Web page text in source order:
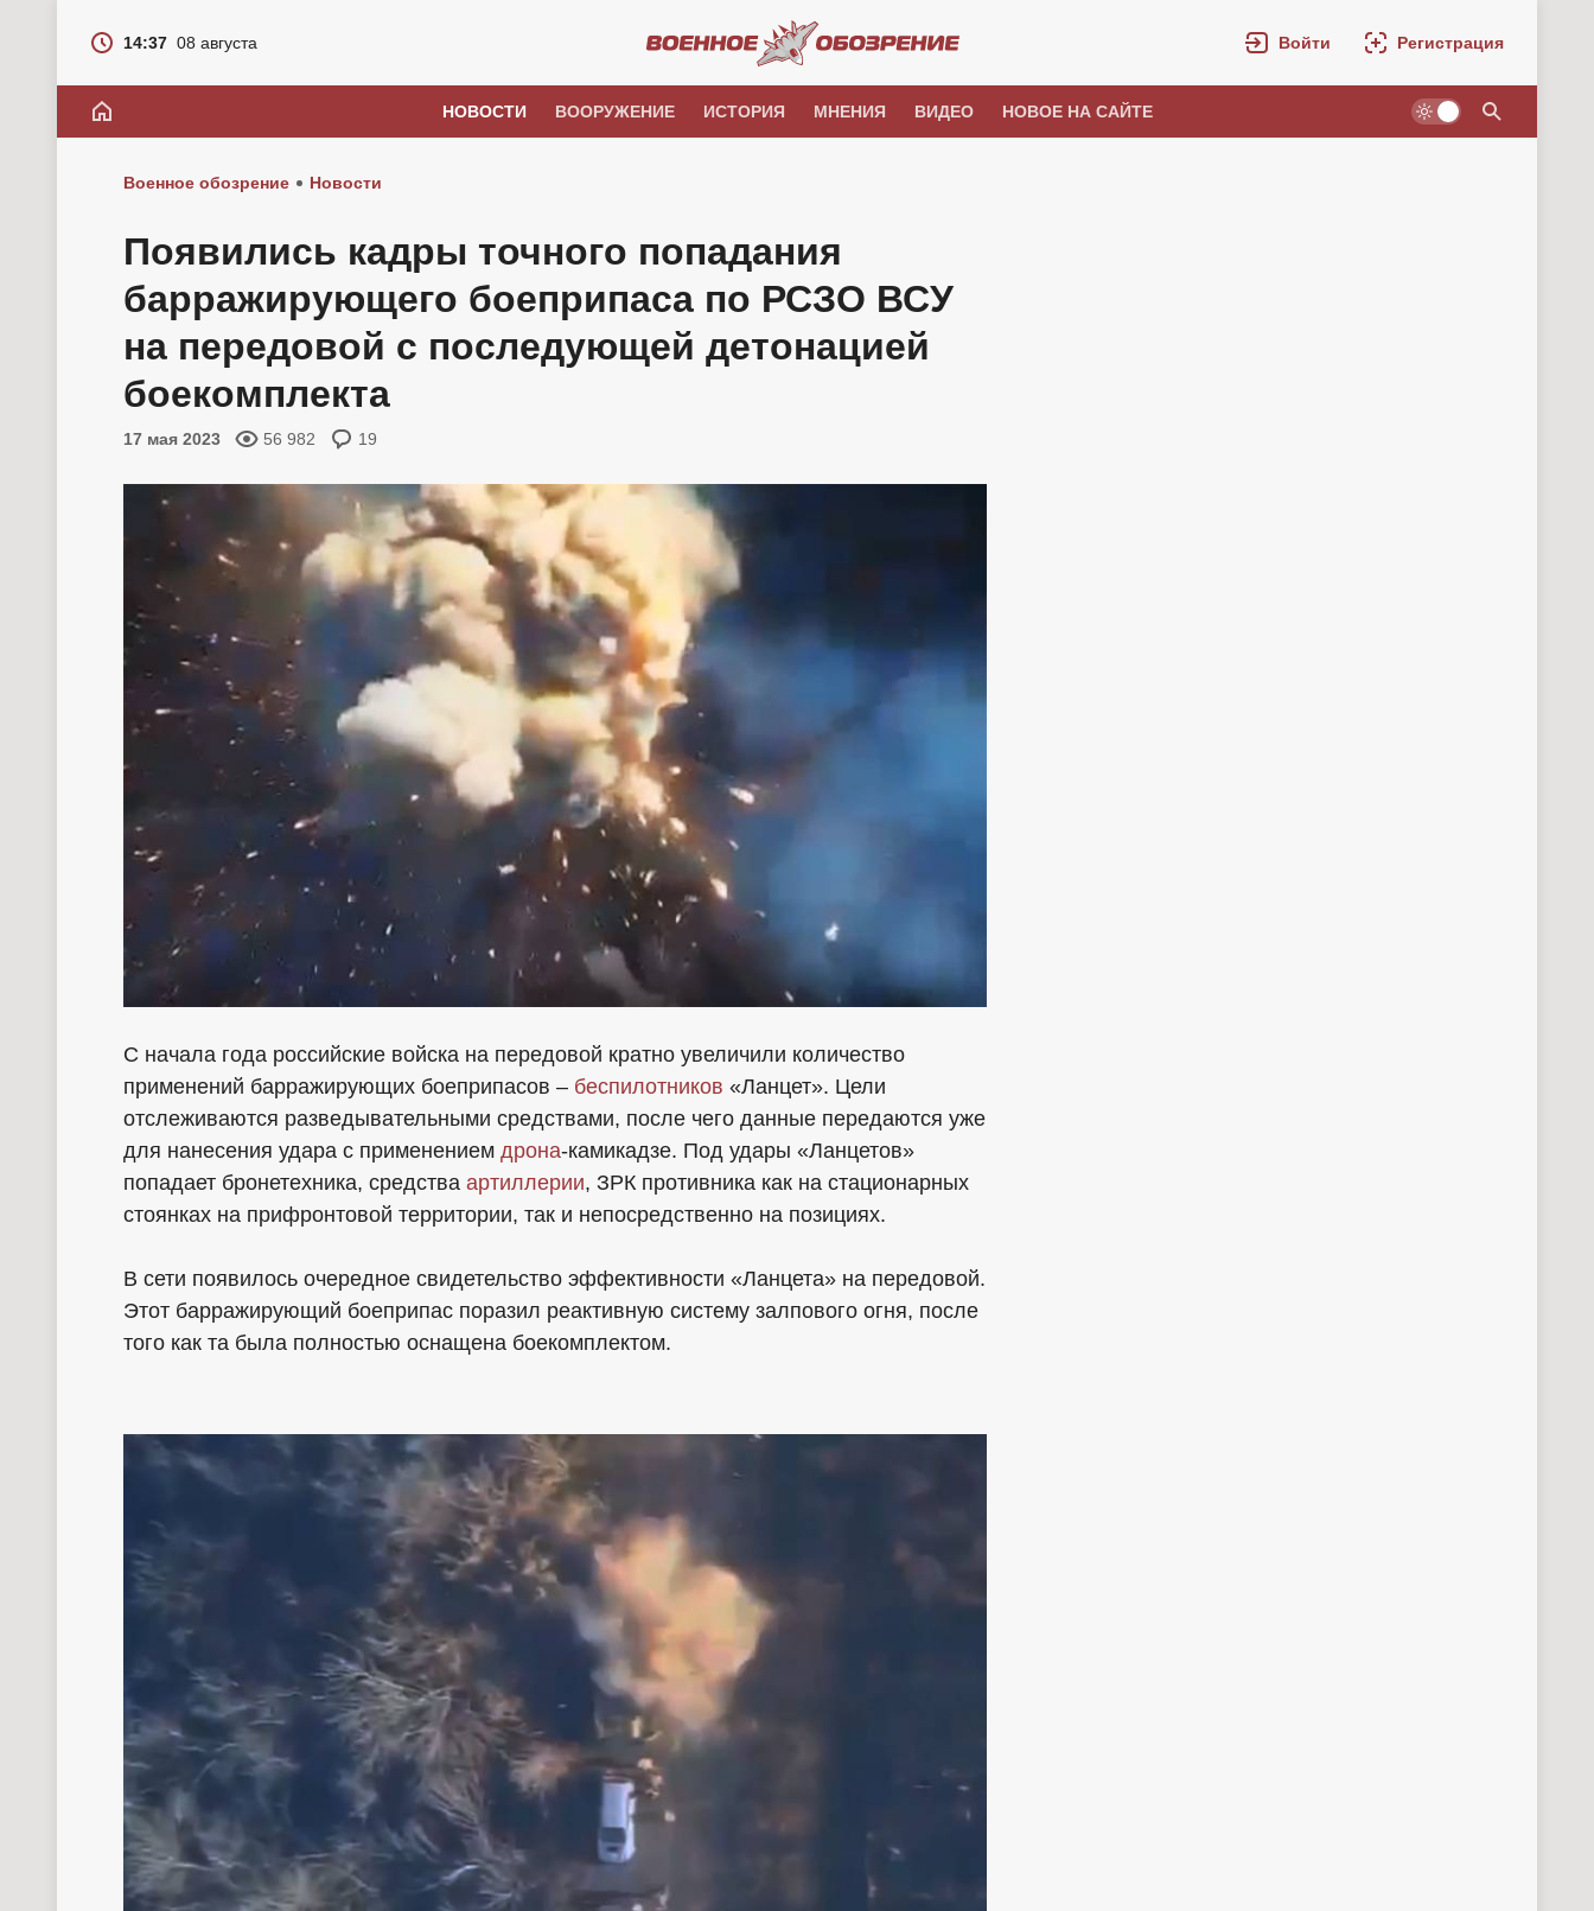
14:37 08 августа Войти Регистрация
НОВОСТИ ВООРУЖЕНИЕ ИСТОРИЯ МНЕНИЯ ВИДЕО НОВОЕ НА САЙТЕ
Военное обозрение Новости
Появились кадры точного попадания
барражирующего боеприпаса по РСЗО ВСУ
на передовой с последующей детонацией
боекомплекта
17 мая 2023 56 982 19
С начала года российские войска на передовой кратно увеличили количество
применений барражирующих боеприпасов – беспилотников «Ланцет». Цели
отслеживаются разведывательными средствами, после чего данные передаются уже
для нанесения удара с применением дрона-камикадзе. Под удары «Ланцетов»
попадает бронетехника, средства артиллерии, ЗРК противника как на стационарных
стоянках на прифронтовой территории, так и непосредственно на позициях.
В сети появилось очередное свидетельство эффективности «Ланцета» на передовой.
Этот барражирующий боеприпас поразил реактивную систему залпового огня, после
того как та была полностью оснащена боекомплектом.